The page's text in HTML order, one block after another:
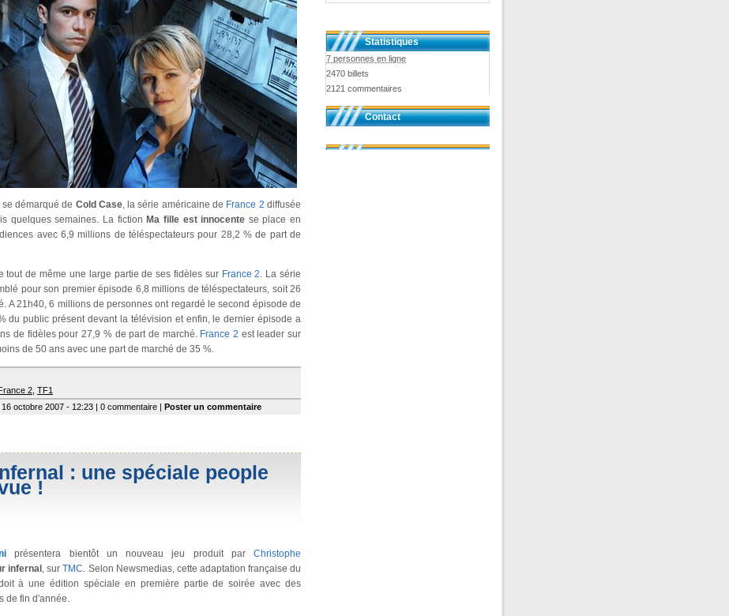
démarqué de Cold Case, la série américaine de France 2 diffusée
quelques semaines. La fictionMa fille est innocente se place en
avec 6,9 millions de téléspectateurs pour 28,2 % de part de
tout de même une large partie de ses fidèles sur France 2 . La série
pour son premier épisode 6,8 millions de téléspectateurs, soit 26
A 21h40, 6 millions de personnes ont regardé le second épisode de
du public présent devant la télévision et enfin, le dernier épisode a
de fidèles pour 27,9 % de part de marché. France 2 est leader sur
de 50 ans avec une part de marché de 35 %.
2 TF1
octobre 2007 - 12:23 | 0 commentaire | Poster un commentaire
: une spéciale people
!
présentera bientôt un nouveau jeu produit parChristophe
infernal , surTMC . Selon Newsmedias, cette adaptation française du
à une édition spéciale en première partie de soirée avec des
de fin d'année.
Statistiques
7 personnes en ligne
2470 billets
2121 commentaires
Contact